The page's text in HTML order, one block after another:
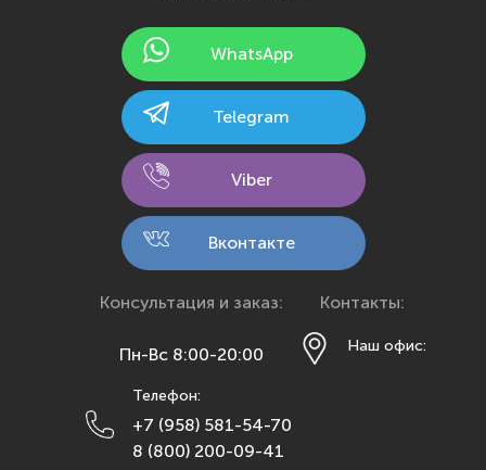
Йошкар-Ола
Калининград
Кемерово
Кострома
Краснодар
Красноярск
Махачкала
Москва
WhatsApp
Telegram
Viber
Вконтакте
Консультация и заказ:
Пн-Вс 8:00-20:00
Телефон:
+7 (958) 581-54-70
8 (800) 200-09-41
Контакты:
Наш офис: